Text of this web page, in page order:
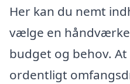
Her kan du nemt
vælge en
budget og behov.
ordentligt